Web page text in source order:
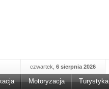
czwartek, 6 sierpnia 2026
Motoryzacja Turystyka